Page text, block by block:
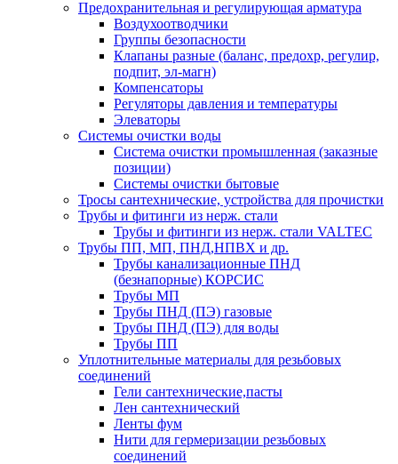
Предохранительная и регулирующая арматура
Воздухоотводчики
Группы безопасности
Клапаны разные (баланс, предохр, регулир,
подпит, эл-магн)
Компенсаторы
Регуляторы давления и температуры
Элеваторы
Системы очистки воды
Система очистки промышленная (заказные
позиции)
Системы очистки бытовые
Тросы сантехнические, устройства для прочистки
Трубы и фитинги из нерж. стали
Трубы и фитинги из нерж. стали VALTEC
Трубы ПП, МП, ПНД,НПВХ и др.
Трубы канализационные ПНД
(безнапорные) КОРСИС
Трубы МП
Трубы ПНД (ПЭ) газовые
Трубы ПНД (ПЭ) для воды
Трубы ПП
Уплотнительные материалы для резьбовых
соединений
Гели сантехнические,пасты
Лен сантехнический
Ленты фум
Нити для гермеризации резьбовых
соединений